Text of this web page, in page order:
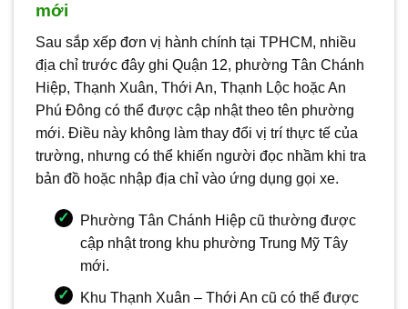
mới
Sau sắp xếp đơn vị hành chính tại TPHCM, nhiều
địa chỉ trước đây ghi Quận 12, phường Tân Chánh
Hiệp, Thạnh Xuân, Thới An, Thạnh Lộc hoặc An
Phú Đông có thể được cập nhật theo tên phường
mới. Điều này không làm thay đổi vị trí thực tế của
trường, nhưng có thể khiến người đọc nhầm khi tra
bản đồ hoặc nhập địa chỉ vào ứng dụng gọi xe.
Phường Tân Chánh Hiệp cũ thường được
cập nhật trong khu phường Trung Mỹ Tây
mới.
Khu Thạnh Xuân – Thới An cũ có thể được